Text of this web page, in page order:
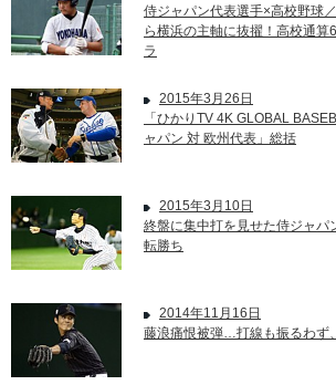
侍ジャパン代表選手×高校野球
ら横浜の主軸に抜擢！高校通
ラ
2015年3月26日
「ひかりTV 4K GLOBAL
ャパン 対 欧州代表」総括
2015年3月10日
終盤に集中打を見せた侍ジャパ
転勝ち
2014年11月16日
藤浪痛恨被弾…打線も振るわず